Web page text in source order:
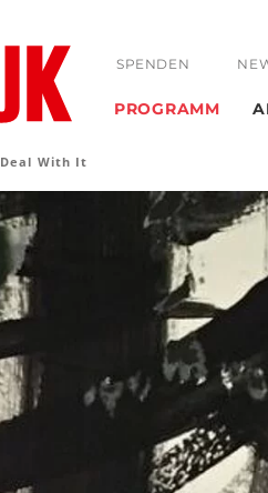
SPENDEN
PROGRAMM
Deal With It